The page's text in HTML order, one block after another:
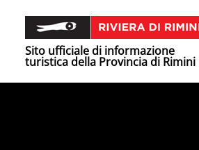
Sito ufficiale di informazione
turistica della Provincia di Rimini